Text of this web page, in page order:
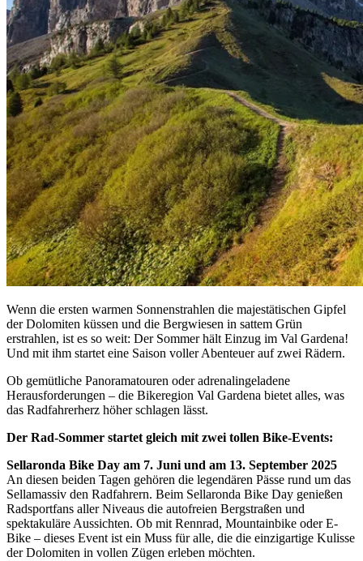
Wenn die ersten warmen Sonnenstrahlen die majestätischen Gipfel
der Dolomiten küssen und die Bergwiesen in sattem Grün
erstrahlen, ist es so weit: Der Sommer hält Einzug im Val Gardena!
Und mit ihm startet eine Saison voller Abenteuer auf zwei Rädern.
Ob gemütliche Panoramatouren oder adrenalingeladene
Herausforderungen – die Bikeregion Val Gardena bietet alles, was
das Radfahrerherz höher schlagen lässt.
Der Rad-Sommer startet gleich mit zwei tollen Bike-Events:
Sellaronda Bike Day am 7. Juni und am 13. September 2025
An diesen beiden Tagen gehören die legendären Pässe rund um das
Sellamassiv den Radfahrern. Beim Sellaronda Bike Day genießen
Radsportfans aller Niveaus die autofreien Bergstraßen und
spektakuläre Aussichten. Ob mit Rennrad, Mountainbike oder E-
Bike – dieses Event ist ein Muss für alle, die die einzigartige Kulisse
der Dolomiten in vollen Zügen erleben möchten.